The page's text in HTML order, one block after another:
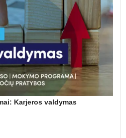
Karjeros valdymas